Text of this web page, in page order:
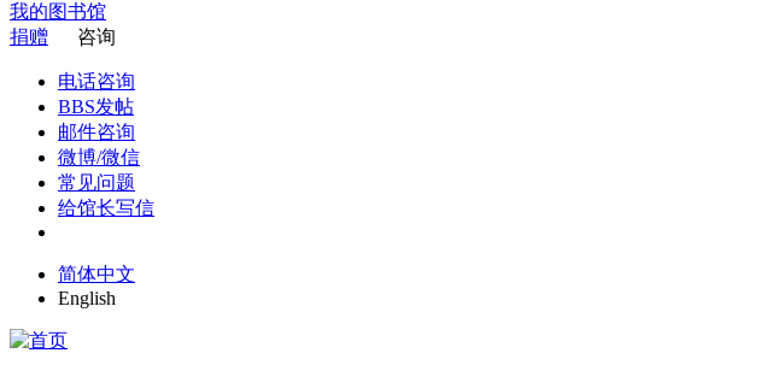
我的图书馆
捐赠
咨询
电话咨询
BBS发帖
邮件咨询
微博/微信
常见问题
给馆长写信
简体中文
English